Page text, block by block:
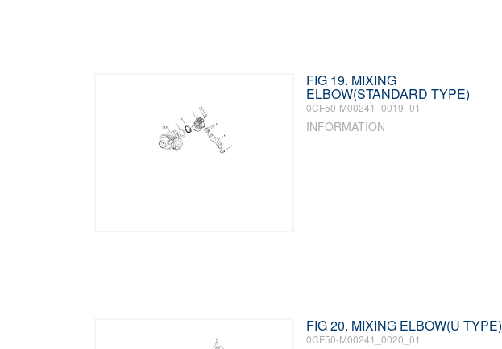
FIG 19. MIXING
ELBOW(STANDARD TYPE)
0CF50-M00241_0019_01
INFORMATION
FIG 20. MIXING ELBOW(U TYPE)
0CF50-M00241_0020_01